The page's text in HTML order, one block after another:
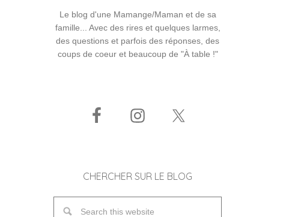
Le blog d'une Mamange/Maman et de sa
famille... Avec des rires et quelques larmes,
des questions et parfois des réponses, des
coups de coeur et beaucoup de "À table !"
CHERCHER SUR LE BLOG